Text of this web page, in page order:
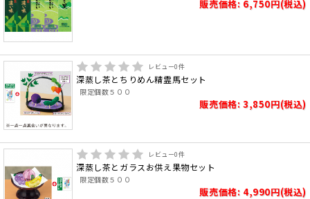
販売価格: 6,750円(税込)
レビュー0件
深蒸し茶とちりめん精霊馬セット
限定個数５００
販売価格: 3,850円(税込)
レビュー0件
深蒸し茶とガラスお供え果物セット
限定個数５００
販売価格: 4,990円(税込)